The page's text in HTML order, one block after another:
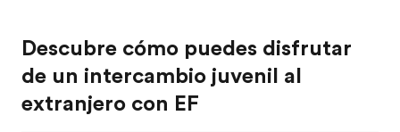
Descubre cómo puedes disfrutar
de un intercambio juvenil al
extranjero con EF